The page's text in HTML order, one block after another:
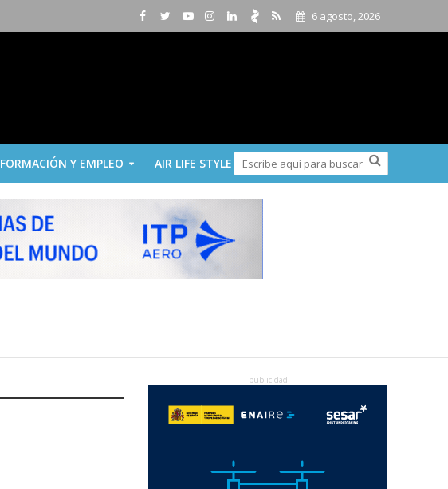
6 agosto, 2026
FORMACIÓN Y EMPLEO AIR LIFE STYLE